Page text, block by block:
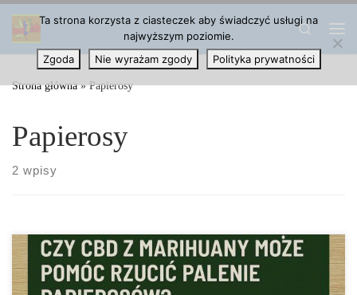
Przejdź do treści
Search
Strona główna » Papierosy
Papierosy
2 wpisy
Ta strona korzysta z ciasteczek aby świadczyć usługi na
najwyższym poziomie.
Zgoda
Nie wyrażam zgody Polityka prywatności